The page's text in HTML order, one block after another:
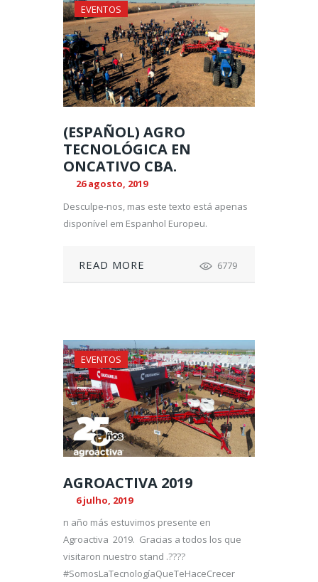
EVENTOS
(ESPAÑOL) AGRO
TECNOLÓGICA EN
ONCATIVO CBA.
26 agosto, 2019
Desculpe-nos, mas este texto está apenas
disponível em Espanhol Europeu.
READ MORE 6779
EVENTOS
AGROACTIVA 2019
6 julho, 2019
n año más estuvimos presente en
Agroactiva 2019. Gracias a todos los que
visitaron nuestro stand .????
#SomosLaTecnologíaQueTeHaceCrecer